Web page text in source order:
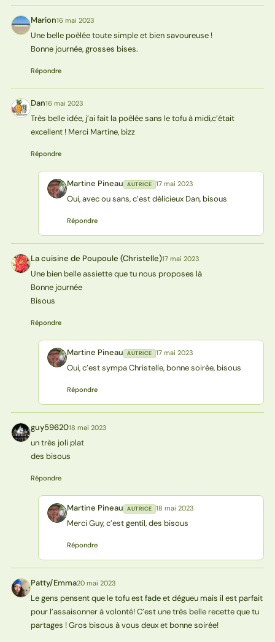
M Marion16 mai 2023
Une belle poêlée toute simple et bien savoureuse !
Bonne journée, grosses bises.
Répondre
D Dan16 mai 2023
Très belle idée, j’ai fait la poêlée sans le tofu à midi,c’était
excellent ! Merci Martine, bizz
Répondre
MP Martine Pineau AUTRICE 17 mai 2023
Oui, avec ou sans, c’est délicieux Dan, bisous
Répondre
L( La cuisine de Poupoule (Christelle)17 mai 2023
Une bien belle assiette que tu nous proposes là
Bonne journée
Bisous
Répondre
MP Martine Pineau AUTRICE 17 mai 2023
Oui, c’est sympa Christelle, bonne soirée, bisous
Répondre
G guy5962018 mai 2023
un très joli plat
des bisous
Répondre
MP Martine Pineau AUTRICE 18 mai 2023
Merci Guy, c’est gentil, des bisous
Répondre
P Patty/Emma20 mai 2023
Le gens pensent que le tofu est fade et dégueu mais il est parfait
pour l’assaisonner à volonté! C’est une très belle recette que tu
partages ! Gros bisous à vous deux et bonne soirée!